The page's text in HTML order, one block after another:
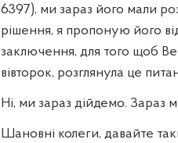
6397), ми зараз його мали
рішення, я пропоную його
заключення, для того щоб
вівторок, розглянула це
Ні, ми зараз дійдемо. Зараз
Шановні колеги, давайте